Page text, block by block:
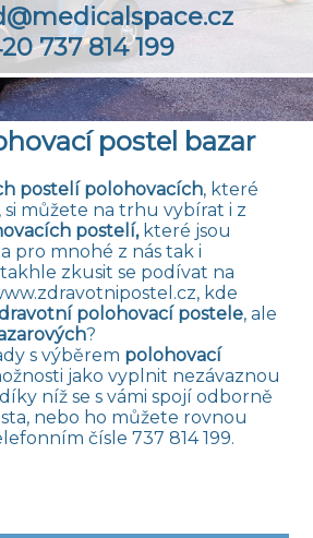
737 814 199
postel bazar
postelí polohovacích, které
můžete na trhu vybírat i z
postelí,které jsou
pro mnohé z nás tak i
zkusit se podívat na
, kde
polohovací postele, ale
?
s výběrem polohovací
jako vyplnit nezávaznou
níž se s vámi spojí odborně
nebo ho můžete rovnou
čísle 737 814 199.